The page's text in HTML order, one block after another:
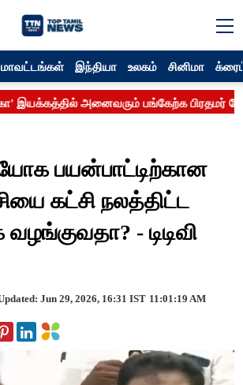
மாவட்டங்கள் இந்தியா உலகம் சினிமா
பயன்பாட்டிற்கான
கட்சி நலத்திட்ட
- டிடிவி
Jun 29, 2026, 16:31 IST 11:01:19 AM